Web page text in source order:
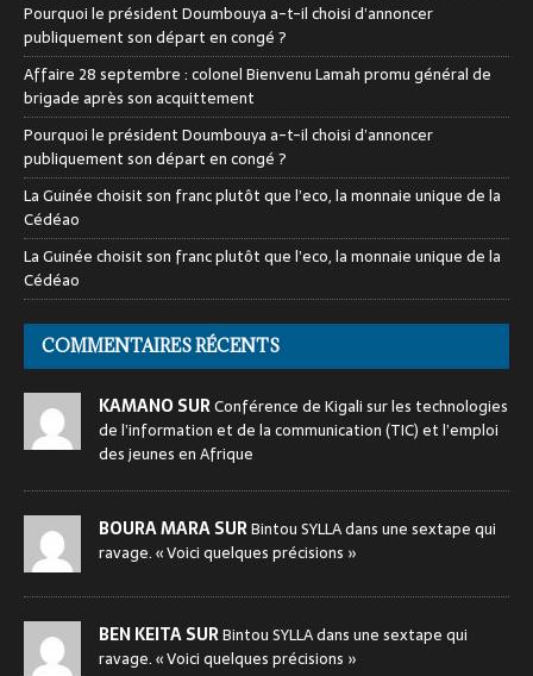
Pourquoi le président Doumbouya a-t-il choisi d’annoncer
publiquement son départ en congé ?
Affaire 28 septembre : colonel Bienvenu Lamah promu général de
brigade après son acquittement
Pourquoi le président Doumbouya a-t-il choisi d’annoncer
publiquement son départ en congé ?
La Guinée choisit son franc plutôt que l’eco, la monnaie unique de la
Cédéao
La Guinée choisit son franc plutôt que l’eco, la monnaie unique de la
Cédéao
COMMENTAIRES RÉCENTS
KAMANO SURConférence de Kigali sur les technologies
de l’information et de la communication (TIC) et l’emploi
des jeunes en Afrique
BOURA MARA SURBintou SYLLA dans une sextape qui
ravage. « Voici quelques précisions »
BEN KEITA SURBintou SYLLA dans une sextape qui
ravage. « Voici quelques précisions »